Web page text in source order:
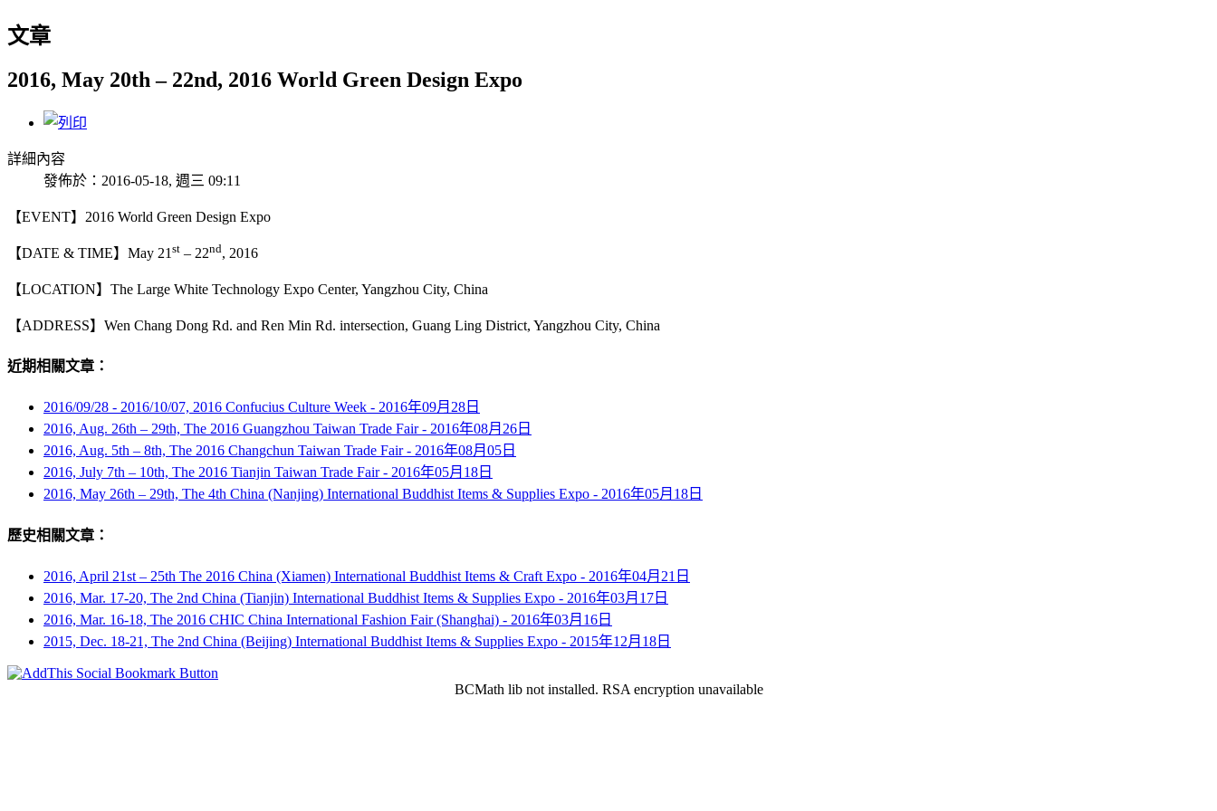
文章
2016, May 20th – 22nd, 2016 World Green Design Expo
詳細內容
發佈於：2016-05-18, 週三 09:11
【EVENT】2016 World Green Design Expo
【DATE & TIME】May 21 st – 22nd, 2016
【LOCATION】The Large White Technology Expo Center, Yangzhou City, China
【ADDRESS】Wen Chang Dong Rd. and Ren Min Rd. intersection, Guang Ling District, Yangzhou City, China
近期相關文章：
2016/09/28 - 2016/10/07, 2016 Confucius Culture Week - 2016年09月28日
2016, Aug. 26th – 29th, The 2016 Guangzhou Taiwan Trade Fair - 2016年08月26日
2016, Aug. 5th – 8th, The 2016 Changchun Taiwan Trade Fair - 2016年08月05日
2016, July 7th – 10th, The 2016 Tianjin Taiwan Trade Fair - 2016年05月18日
2016, May 26th – 29th, The 4th China (Nanjing) International Buddhist Items & Supplies Expo - 2016年05月18日
歷史相關文章：
2016, April 21st – 25th The 2016 China (Xiamen) International Buddhist Items & Craft Expo - 2016年04月21日
2016, Mar. 17-20, The 2nd China (Tianjin) International Buddhist Items & Supplies Expo - 2016年03月17日
2016, Mar. 16-18, The 2016 CHIC China International Fashion Fair (Shanghai) - 2016年03月16日
2015, Dec. 18-21, The 2nd China (Beijing) International Buddhist Items & Supplies Expo - 2015年12月18日
BCMath lib not installed. RSA encryption unavailable